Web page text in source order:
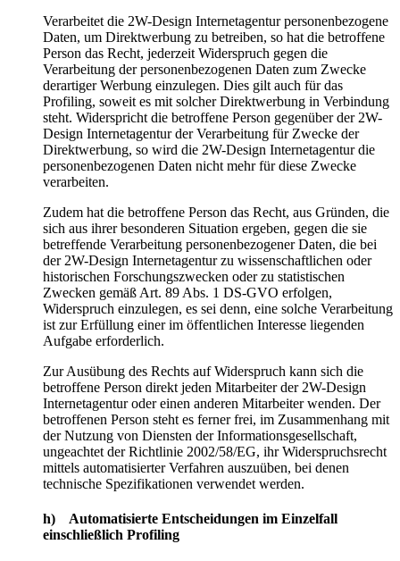
Verarbeitet die 2W-Design Internetagentur personenbezogene
Daten, um Direktwerbung zu betreiben, so hat die betroffene
Person das Recht, jederzeit Widerspruch gegen die
Verarbeitung der personenbezogenen Daten zum Zwecke
derartiger Werbung einzulegen. Dies gilt auch für das
Profiling, soweit es mit solcher Direktwerbung in Verbindung
steht. Widerspricht die betroffene Person gegenüber der 2W-
Design Internetagentur der Verarbeitung für Zwecke der
Direktwerbung, so wird die 2W-Design Internetagentur die
personenbezogenen Daten nicht mehr für diese Zwecke
verarbeiten.
Zudem hat die betroffene Person das Recht, aus Gründen, die
sich aus ihrer besonderen Situation ergeben, gegen die sie
betreffende Verarbeitung personenbezogener Daten, die bei
der 2W-Design Internetagentur zu wissenschaftlichen oder
historischen Forschungszwecken oder zu statistischen
Zwecken gemäß Art. 89 Abs. 1 DS-GVO erfolgen,
Widerspruch einzulegen, es sei denn, eine solche Verarbeitung
ist zur Erfüllung einer im öffentlichen Interesse liegenden
Aufgabe erforderlich.
Zur Ausübung des Rechts auf Widerspruch kann sich die
betroffene Person direkt jeden Mitarbeiter der 2W-Design
Internetagentur oder einen anderen Mitarbeiter wenden. Der
betroffenen Person steht es ferner frei, im Zusammenhang mit
der Nutzung von Diensten der Informationsgesellschaft,
ungeachtet der Richtlinie 2002/58/EG, ihr Widerspruchsrecht
mittels automatisierter Verfahren auszuüben, bei denen
technische Spezifikationen verwendet werden.
h) Automatisierte Entscheidungen im Einzelfall
einschließlich Profiling